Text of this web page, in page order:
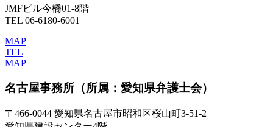
JMFビル今橋01-8階
TEL 06-6180-6001
MAP
TEL
MAP
名古屋事務所 （所属：愛知県弁護士会）
〒466-0044 愛知県名古屋市昭和区桜山町3-51-2